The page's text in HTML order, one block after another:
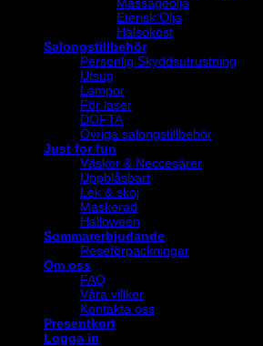
Eterisk Olja
Hälsokost
Salongstillbehör
Personlig Skyddsutrustning
Utsug
Lampor
För laser
DOFTA
Övriga salongstillbehör
Just for fun
Väskor & Neccesärer
Uppblåsbart
Lek & skoj
Maskerad
Halloween
Sommarerbjudande
Reseförpackningar
Om oss
FAQ
Våra villkor
Kontakta oss
Presentkort
Logga in